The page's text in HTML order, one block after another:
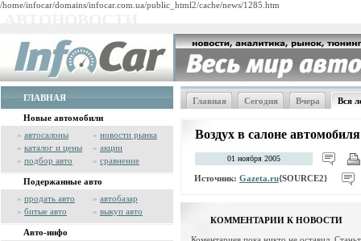
/home/infocar/domains/infocar.com.ua/public_html2/cache/news/1285.htm
ГЛАВНАЯ
Новые автомобили
» автосалоны » новости рынка
» каталог и цены » акции
» подбор авто » сравнение
Подержанные авто
» продать авто » автобазар
» битые авто » выкуп авто
Авто-инфо
Главная Сегодня Вчера Вся
Воздух в салоне
01 ноября 2005
Источник: Gazeta.ru{SOURCE2}
КОММЕНТАРИИ К НОВОСТИ